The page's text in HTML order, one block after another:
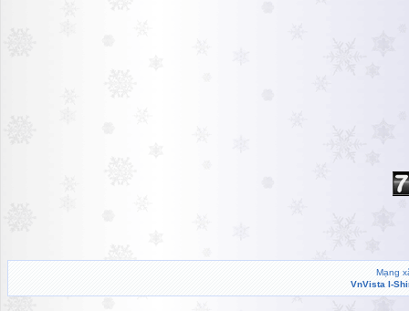
Mạng
VnVista I-